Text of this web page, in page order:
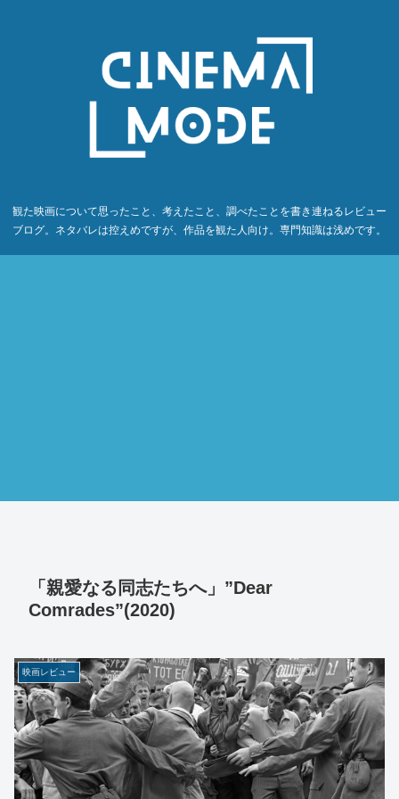
観た映画について思ったこと、考えたこと、調べたことを書き連ねるレビュー
ブログ。ネタバレは控えめですが、作品を観た人向け。専門知識は浅めです。
「親愛なる同志たちへ」”Dear
Comrades”(2020)
映画レビュー